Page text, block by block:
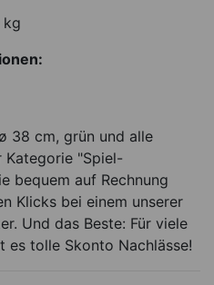
kg
38 cm, grün und alle
Kategorie "Spiel-
bequem auf Rechnung
Klicks bei einem unserer
Und das Beste: Für viele
es tolle Skonto Nachlässe!